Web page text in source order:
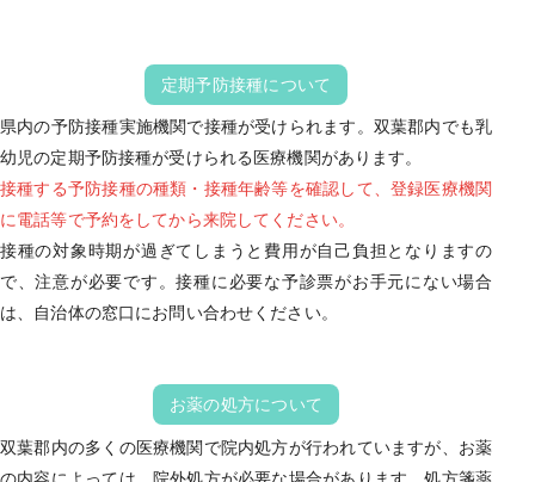
定期予防接種について
県内の予防接種実施機関で接種が受けられます。双葉郡内でも乳
幼児の定期予防接種が受けられる医療機関があります。
接種する予防接種の種類・接種年齢等を確認して、登録医療機関
に電話等で予約をしてから来院してください。
接種の対象時期が過ぎてしまうと費用が自己負担となりますの
で、注意が必要です。接種に必要な予診票がお手元にない場合
は、自治体の窓口にお問い合わせください。
お薬の処方について
双葉郡内の多くの医療機関で院内処方が行われていますが、お薬